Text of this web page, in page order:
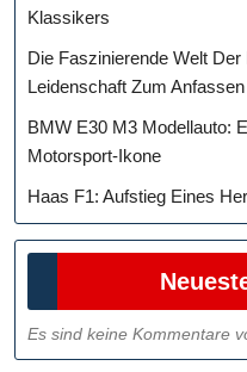
Klassikers
Die Faszinierende Welt
Leidenschaft Zum Anfassen
BMW E30 M3 Modellauto:
Motorsport-Ikone
Haas F1: Aufstieg Eines
Es sind keine Kommentare